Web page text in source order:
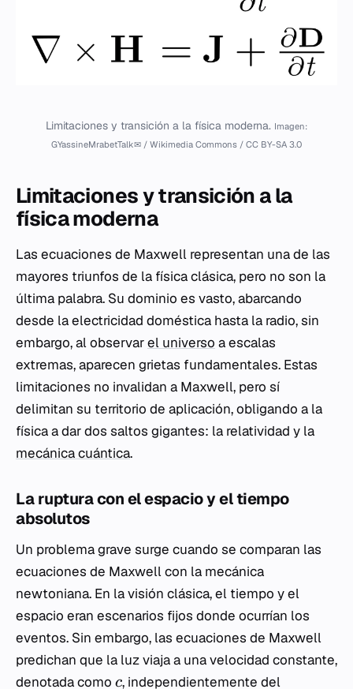
Limitaciones y transición a la física moderna. Imagen:
GYassineMrabetTalk✉ / Wikimedia Commons / CC BY-SA 3.0
Limitaciones y transición a la
física moderna
Las ecuaciones de Maxwell representan una de las
mayores triunfos de la física clásica, pero no son la
última palabra. Su dominio es vasto, abarcando
desde la electricidad doméstica hasta la radio, sin
embargo, al observarel universo a escalas
extremas, aparecen grietas fundamentales. Estas
limitaciones no invalidan a Maxwell, pero sí
delimitan su territorio de aplicación, obligando a la
física a dar dos saltos gigantes: la relatividad y la
mecánica cuántica.
La ruptura con el espacio y el tiempo
absolutos
Un problema grave surge cuando se comparan las
ecuaciones de Maxwell con la mecánica
newtoniana. En la visión clásica, el tiempo y el
espacio eran escenarios fijos donde ocurrían los
eventos. Sin embargo, las ecuaciones de Maxwell
predichan que la luz viaja a una velocidad constante,
denotada como c, independientemente del